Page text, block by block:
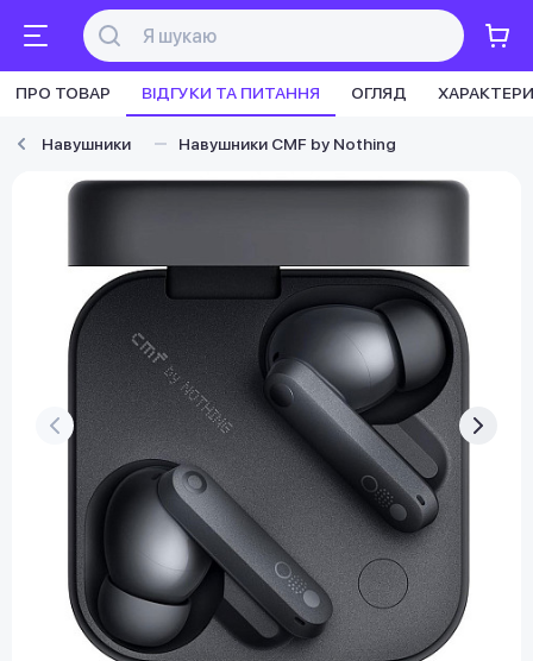
ПРО ТОВАР ВІДГУКИ ТА ПИТАННЯ ОГЛЯД
Навушники Навушники CMF by Nothing